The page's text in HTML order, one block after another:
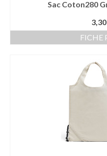
Sac Coton280
FICHE